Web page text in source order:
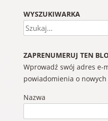
WYSZUKIWARKA
Szukaj
ZAPRENUMERUJ TEN
Wprowadź swój adres e-
powiadomienia o
Nazwa